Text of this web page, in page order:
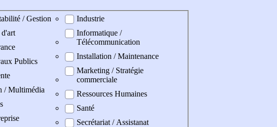
/ Gestion
Publics
/ Multimédia
Industrie
Informatique /
Télécommunication
Installation / Maintenance
Marketing / Stratégie
commerciale
Ressources Humaines
Santé
Secrétariat / Assistanat